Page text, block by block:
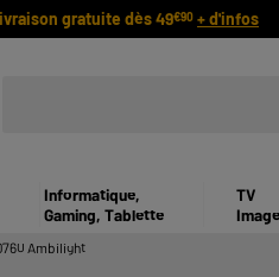
gratuite dès 49€90 + d'infos
Informatique,
Gaming, Tablette
TV
Ambilight